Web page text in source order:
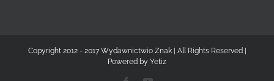
Copyright 2012 - 2017 Wydawnictwio Znak | All Rights Reserved |
Powered by Yetiz